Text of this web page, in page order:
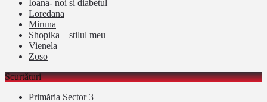
Ioana- noi si diabetul
Loredana
Miruna
Shopika – stilul meu
Vienela
Zoso
Scurtături
Primăria Sector 3